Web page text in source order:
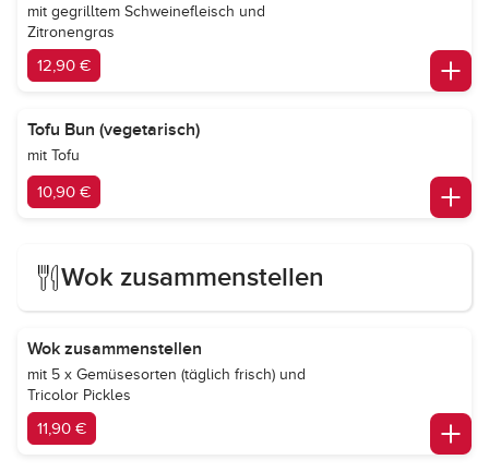
mit gegrilltem Schweinefleisch und
Zitronengras
12,90 €
Tofu Bun (vegetarisch)
mit Tofu
10,90 €
Wok zusammenstellen
Wok zusammenstellen
mit 5 x Gemüsesorten (täglich frisch) und
Tricolor Pickles
11,90 €